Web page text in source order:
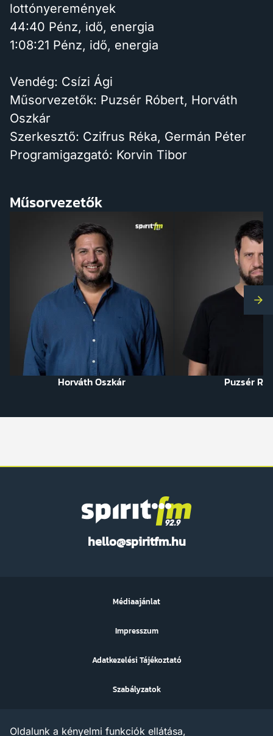
lottónyeremények
44:40 Pénz, idő, energia
1:08:21 Pénz, idő, energia
Vendég: Csízi Ági
Műsorvezetők: Puzsér Róbert, Horváth
Oszkár
Szerkesztő: Czifrus Réka, Germán Péter
Programigazgató: Korvin Tibor
Műsorvezetők
Horváth Oszkár Puzsér
hello@spiritfm.hu
FM
Médiaajánlat
Impresszum
Adatkezelési Tájékoztató
Szabályzatok
Oldalunk a kényelmi funkciók ellátása,